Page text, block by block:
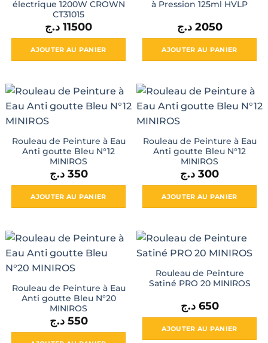
électrique 1200W CROWN
CT31015
11500 د.ج
AJOUTER AU PANIER
à Pression 125ml HVLP
2050 د.ج
AJOUTER AU PANIER
Rouleau de Peinture à Eau
Anti goutte Bleu N°12
MINIROS
350 د.ج
AJOUTER AU PANIER
Rouleau de Peinture à Eau
Anti goutte Bleu N°12
MINIROS
300 د.ج
AJOUTER AU PANIER
Rouleau de Peinture à Eau
Anti goutte Bleu N°20
MINIROS
550 د.ج
Rouleau de Peinture
Satiné PRO 20 MINIROS
650 د.ج
AJOUTER AU PANIER